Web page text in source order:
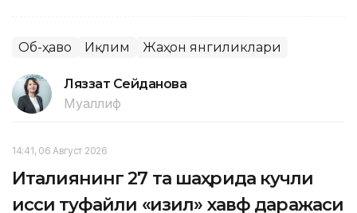
Об-ҳаво Иқлим Жаҳон янгиликлари
Ляззат Сейданова
Муаллиф
14:41, 06 Август 2026
Италиянинг 27 та шаҳрида кучли
иссиқ туфайли «қизил» хавф даражаси